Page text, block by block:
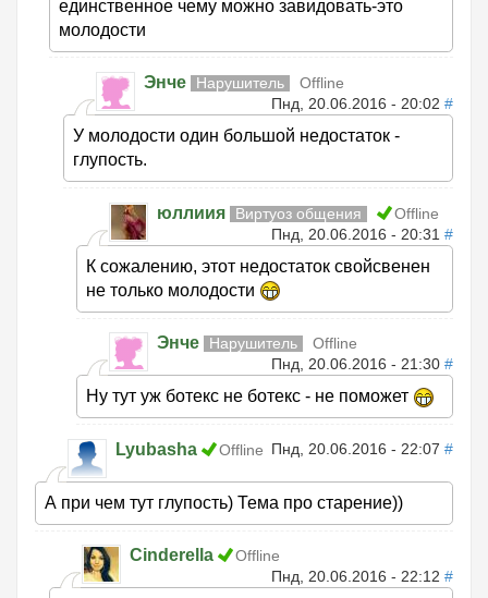
единственное чему можно завидовать-это
молодости
Энче Нарушитель
Offline
Пнд, 20.06.2016 - 20:02 #
У молодости один большой недостаток -
глупость.
юллиия Виртуоз общения
Offline
Пнд, 20.06.2016 - 20:31 #
К сожалению, этот недостаток свойсвенен
не только молодости
Энче Нарушитель
Offline
Пнд, 20.06.2016 - 21:30 #
Ну тут уж ботекс не ботекс - не поможет
Lyubasha Offline Пнд, 20.06.2016 - 22:07 #
А при чем тут глупость) Тема про старение))
Cinderella
Offline
Пнд, 20.06.2016 - 22:12 #